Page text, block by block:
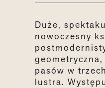
Duże,
nowoczesny
pasów w
lustra.